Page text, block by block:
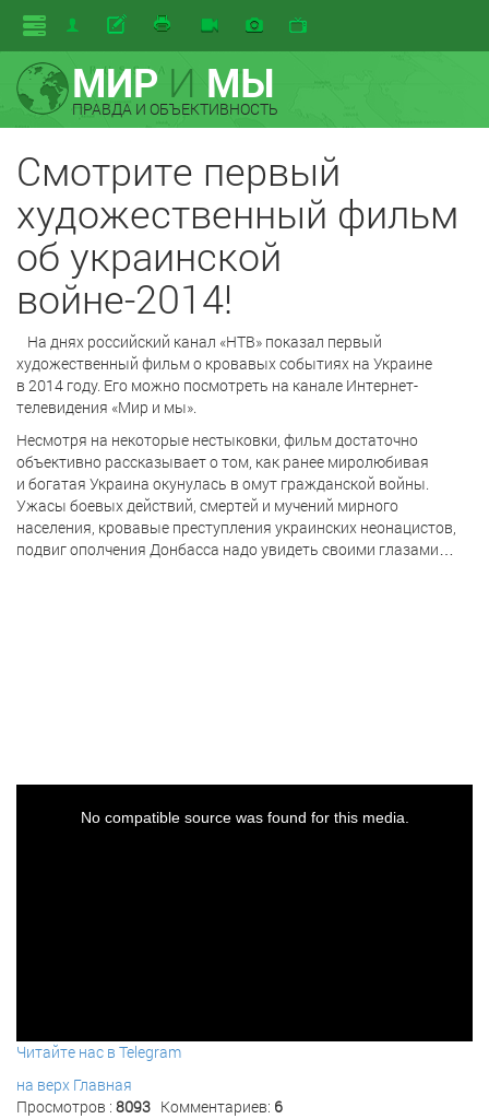
МИРИ МЫ
ПРАВДА И ОБЪЕКТИВНОСТЬ
Смотрите первый
художественный фильм
об украинской
войне-2014!
На днях российский канал «НТВ» показал первый
художественный фильм о кровавых событиях на Украине
в 2014 году. Его можно посмотреть на канале Интернет-
телевидения «Мир и мы».
Несмотря на некоторые нестыковки, фильм достаточно
объективно рассказывает о том, как ранее миролюбивая
и богатая Украина окунулась в омут гражданской войны.
Ужасы боевых действий, смертей и мучений мирного
населения, кровавые преступления украинских неонацистов,
подвиг ополчения Донбасса надо увидеть своими глазами…
No compatible source was found for this media.
Читайте нас в Telegram
на верх Главная
Просмотров : 8093 Комментариев: 6